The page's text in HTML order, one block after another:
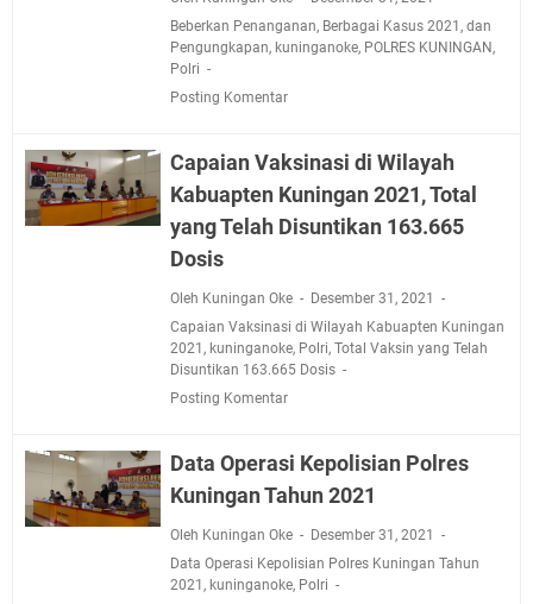
Beberkan Penanganan, Berbagai Kasus 2021 , dan
Pengungkapan, kuninganoke, POLRES KUNINGAN,
Polri
Posting Komentar
Capaian Vaksinasi di Wilayah
Kabuapten Kuningan 2021, Total
yang Telah Disuntikan 163.665
Dosis
Oleh Kuningan Oke
Desember 31, 2021
Capaian Vaksinasi di Wilayah Kabuapten Kuningan
2021 , kuninganoke, Polri, Total Vaksin yang Telah
Disuntikan 163.665 Dosis
Posting Komentar
Data Operasi Kepolisian Polres
Kuningan Tahun 2021
Oleh Kuningan Oke
Desember 31, 2021
Data Operasi Kepolisian Polres Kuningan Tahun
2021 , kuninganoke, Polri